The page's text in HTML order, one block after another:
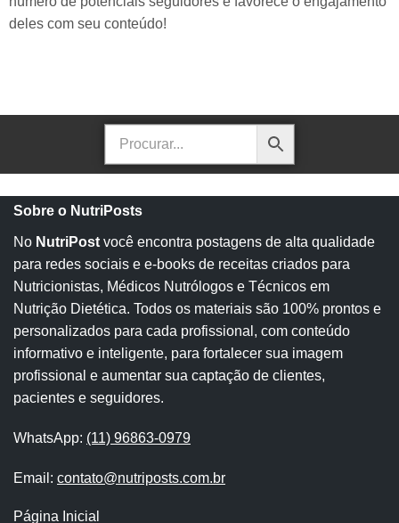
deles com seu conteúdo!
Sobre o NutriPosts
No NutriPost você encontra postagens de alta qualidade
para redes sociais e e-books de receitas criados para
Nutricionistas, Médicos Nutrólogos e Técnicos em
Nutrição Dietética. Todos os materiais são 100% prontos e
personalizados para cada profissional, com conteúdo
informativo e inteligente, para fortalecer sua imagem
profissional e aumentar sua captação de clientes,
pacientes e seguidores.
WhatsApp: (11) 96863-0979
Email: contato@nutriposts.com.br
Página Inicial